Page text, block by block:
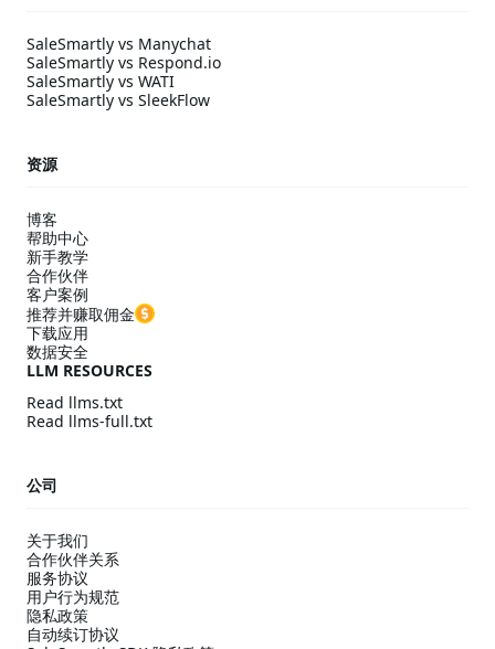
SaleSmartly vs Manychat
SaleSmartly vs Respond.io
SaleSmartly vs WATI
SaleSmartly vs SleekFlow
资源
博客
帮助中心
新手教学
合作伙伴
客户案例
推荐并赚取佣金
下载应用
数据安全
LLM RESOURCES
Read llms.txt
Read llms-full.txt
公司
关于我们
合作伙伴关系
服务协议
用户行为规范
隐私政策
自动续订协议